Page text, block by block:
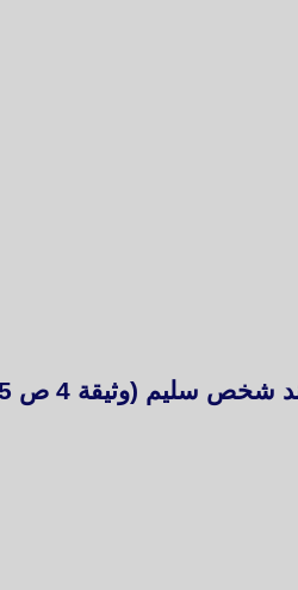
سليم (وثيقة 4 ص 35).